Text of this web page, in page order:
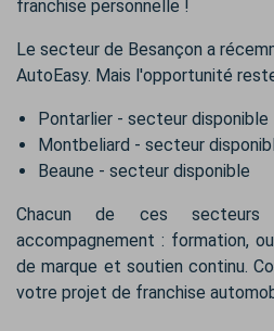
franchise personnelle !
Le secteur de Besançon a
AutoEasy. Mais l'opportunité
Pontarlier - secteur disponible
Montbeliard - secteur
Beaune - secteur disponible
Chacun de ces secteurs
accompagnement : formation,
de marque et soutien continu.
votre projet de franchise